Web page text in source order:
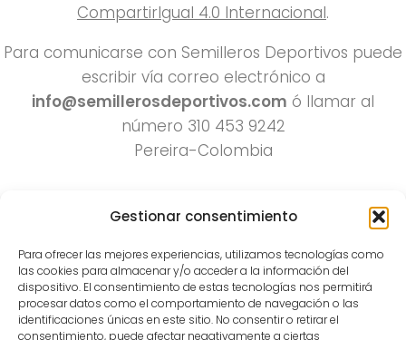
Gestionar consentimiento
Para ofrecer las mejores experiencias, utilizamos tecnologías como
las cookies para almacenar y/o acceder a la información del
dispositivo. El consentimiento de estas tecnologías nos permitirá
procesar datos como el comportamiento de navegación o las
identificaciones únicas en este sitio. No consentir o retirar el
consentimiento, puede afectar negativamente a ciertas
CompartirIgual 4.0 Internacional.
Para comunicarse con Semilleros Deportivos puede
escribir vía correo electrónico a
info@semillerosdeportivos.com ó llamar al
número 310 453 9242
Pereira-Colombia
Todos los derechos reservados 2022.